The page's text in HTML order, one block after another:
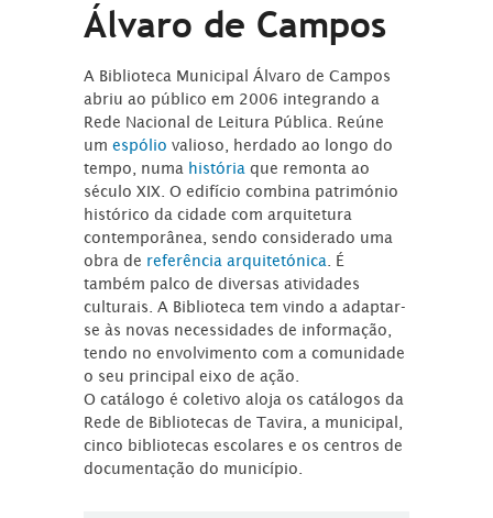
Álvaro de Campos
A Biblioteca Municipal Álvaro de Campos
abriu ao público em 2006 integrando a
Rede Nacional de Leitura Pública. Reúne
umespóliovalioso, herdado ao longo do
tempo, numa história que remonta ao
século XIX. O edifício combina património
histórico da cidade com arquitetura
contemporânea, sendo considerado uma
obra de referência arquitetónica . É
também palco de diversas atividades
culturais. A Biblioteca tem vindo a adaptar-
se às novas necessidades de informação,
tendo no envolvimento com a comunidade
o seu principal eixo de ação.
O catálogo é coletivo aloja os catálogos da
Rede de Bibliotecas de Tavira, a municipal,
cinco bibliotecas escolares e os centros de
documentação do município.